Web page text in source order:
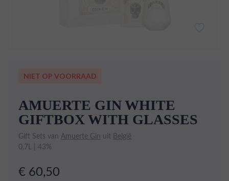
NIET OP VOORRAAD
AMUERTE GIN WHITE
GIFTBOX WITH GLASSES
Gift Sets van Amuerte Gin uit België
0,7L | 43%
€ 60,50